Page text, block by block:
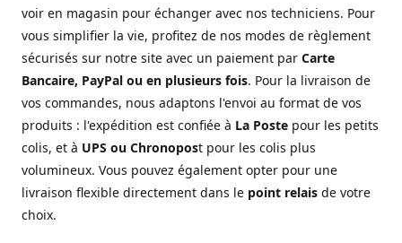
voir en magasin pour échanger avec nos techniciens. Pour
vous simplifier la vie, profitez de nos modes de règlement
sécurisés sur notre site avec un paiement par Carte
Bancaire, PayPal ou en plusieurs fois. Pour la livraison de
vos commandes, nous adaptons l'envoi au format de vos
produits : l'expédition est confiée à La Poste pour les petits
colis, et à UPS ou Chronopost pour les colis plus
volumineux. Vous pouvez également opter pour une
livraison flexible directement dans le point relais de votre
choix.